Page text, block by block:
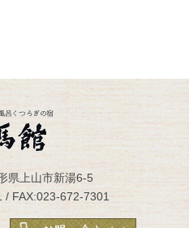
県上山市新湯6-5
/ FAX:023-672-7301